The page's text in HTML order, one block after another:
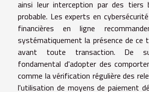
ainsi leur interception par des tiers
probable. Les experts en
financières en ligne
systématiquement la présence de ce
avant toute transaction. De
fondamental d'adopter des
comme la vérification régulière des
l'utilisation de moyens de paiement